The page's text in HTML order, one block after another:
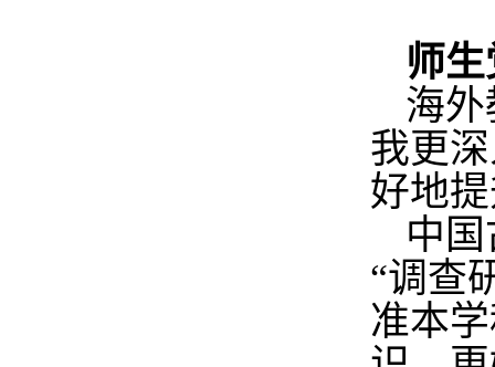
师
海
我更
好地
中
“调查
准本